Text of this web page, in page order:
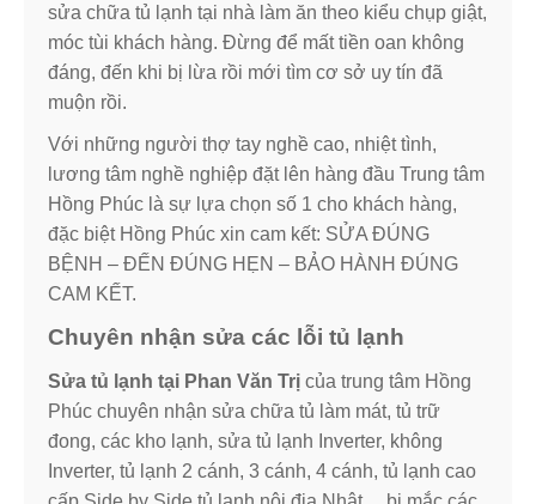
sửa chữa tủ lạnh tại nhà làm ăn theo kiểu chụp giật,
móc tùi khách hàng. Đừng để mất tiền oan không
đáng, đến khi bị lừa rồi mới tìm cơ sở uy tín đã
muộn rồi.
Với những người thợ tay nghề cao, nhiệt tình,
lương tâm nghề nghiệp đặt lên hàng đầu Trung tâm
Hồng Phúc là sự lựa chọn số 1 cho khách hàng,
đặc biệt Hồng Phúc xin cam kết: SỬA ĐÚNG
BỆNH – ĐẾN ĐÚNG HẸN – BẢO HÀNH ĐÚNG
CAM KẾT.
Chuyên nhận sửa các lỗi tủ lạnh
Sửa tủ lạnh tại Phan Văn Trị của trung tâm Hồng
Phúc chuyên nhận sửa chữa tủ làm mát, tủ trữ
đong, các kho lạnh, sửa tủ lạnh Inverter, không
Inverter, tủ lạnh 2 cánh, 3 cánh, 4 cánh, tủ lạnh cao